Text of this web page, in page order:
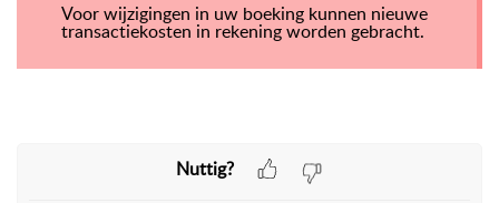
Voor wijzigingen in uw boeking kunnen nieuwe
transactiekosten in rekening worden gebracht.
Nuttig?